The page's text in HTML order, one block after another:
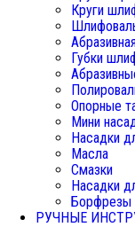
Круги
Губки
Опорные
Мини
Насадки
Масла
Смазки
Насадки
Борфрезы
РУЧНЫЕ